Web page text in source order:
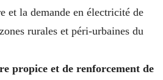
et la demande en électricité de
rurales et péri-urbaines du
propice et de renforcement de